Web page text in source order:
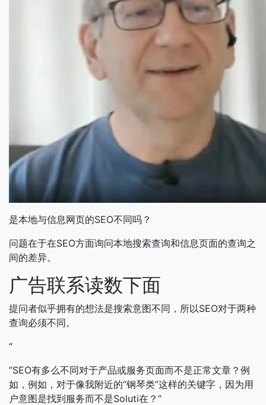
是本地与信息网页的SEO不同吗？
问题在于在SEO方面询问本地搜索查询和信息页面的查询之
间的差异。
广告联系读数下面
提问者似乎拥有的想法是搜索意图不同，所以SEO对于两种
查询必须不同。
“
”SEO有多么不同对于产品或服务页面而不是正常文章？例
如，例如，对于像我附近的“钢琴类”这样的关键字，因为用
户意图是找到服务而不是Soluti在？“